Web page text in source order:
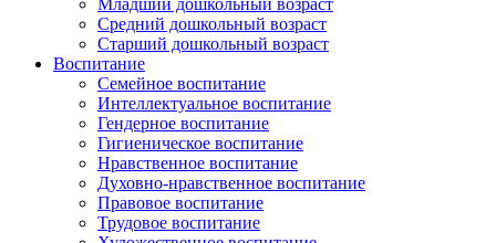
Младший дошкольный возраст
Средний дошкольный возраст
Старший дошкольный возраст
Воспитание
Семейное воспитание
Интеллектуальное воспитание
Гендерное воспитание
Гигиеническое воспитание
Нравственное воспитание
Духовно-нравственное воспитание
Правовое воспитание
Трудовое воспитание